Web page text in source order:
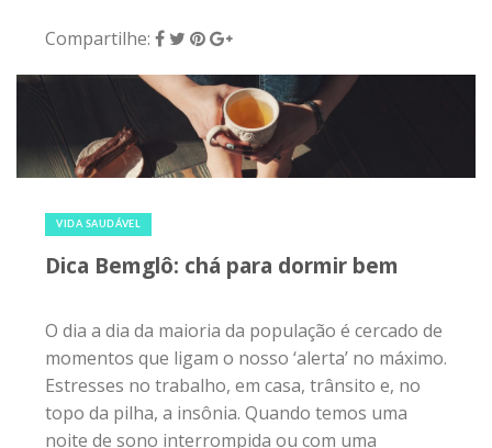
Compartilhe:
VIDA SAUDÁVEL
Dica Bemglô: chá para dormir bem
O dia a dia da maioria da população é cercado de
momentos que ligam o nosso ‘alerta’ no máximo.
Estresses no trabalho, em casa, trânsito e, no
topo da pilha, a insônia. Quando temos uma
noite de sono interrompida ou com uma